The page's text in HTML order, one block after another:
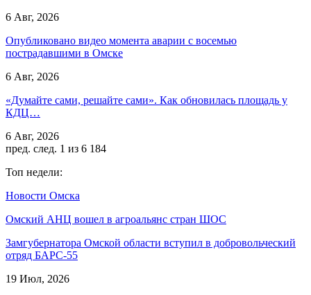
6 Авг, 2026
Опубликовано видео момента аварии с восемью
пострадавшими в Омске
6 Авг, 2026
«Думайте сами, решайте сами». Как обновилась площадь у
КДЦ…
6 Авг, 2026
пред. след. 1 из 6 184
Топ недели:
Новости Омска
Омский АНЦ вошел в агроальянс стран ШОС
Замгубернатора Омской области вступил в добровольческий
отряд БАРС-55
19 Июл, 2026